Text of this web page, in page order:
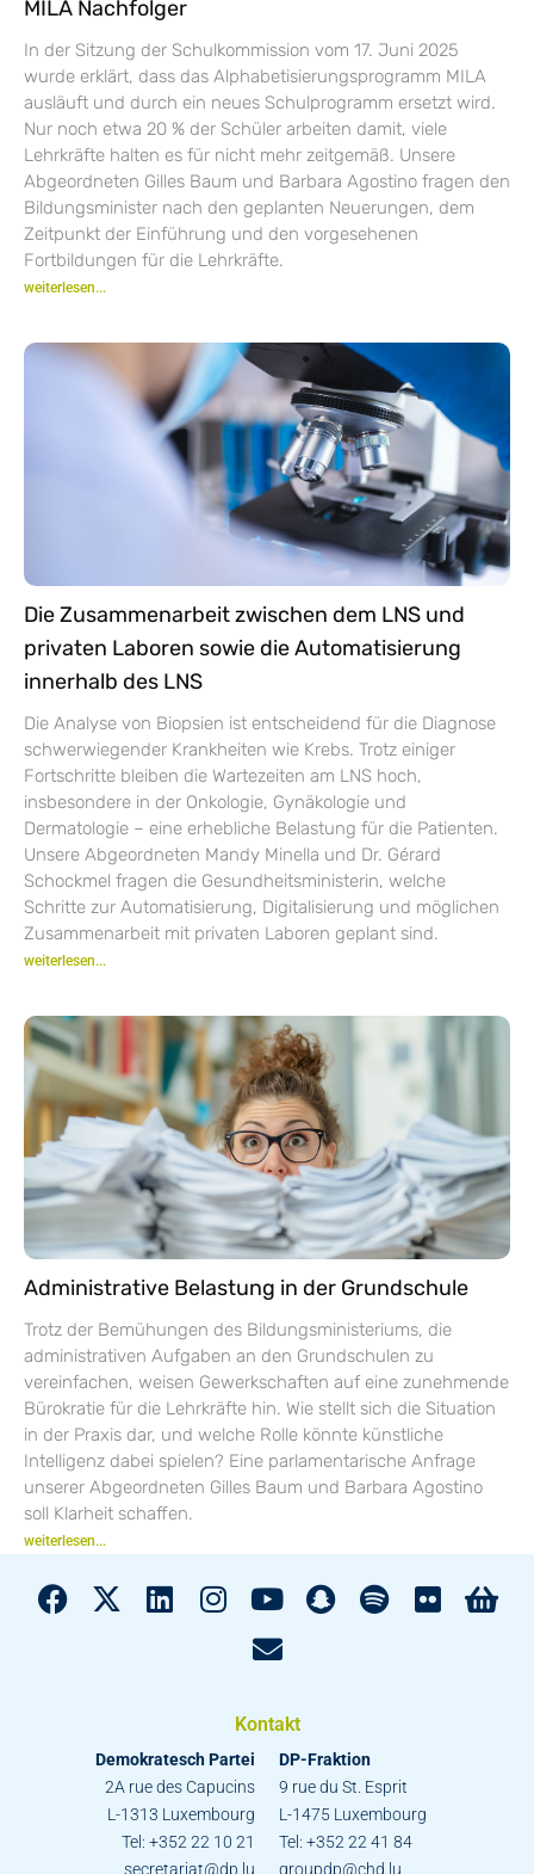
MILA Nachfolger
In der Sitzung der Schulkommission vom 17. Juni 2025
wurde erklärt, dass das Alphabetisierungsprogramm MILA
ausläuft und durch ein neues Schulprogramm ersetzt wird.
Nur noch etwa 20 % der Schüler arbeiten damit, viele
Lehrkräfte halten es für nicht mehr zeitgemäß. Unsere
Abgeordneten Gilles Baum und Barbara Agostino fragen den
Bildungsminister nach den geplanten Neuerungen, dem
Zeitpunkt der Einführung und den vorgesehenen
Fortbildungen für die Lehrkräfte.
weiterlesen...
Die Zusammenarbeit zwischen dem LNS und
privaten Laboren sowie die Automatisierung
innerhalb des LNS
Die Analyse von Biopsien ist entscheidend für die Diagnose
schwerwiegender Krankheiten wie Krebs. Trotz einiger
Fortschritte bleiben die Wartezeiten am LNS hoch,
insbesondere in der Onkologie, Gynäkologie und
Dermatologie – eine erhebliche Belastung für die Patienten.
Unsere Abgeordneten Mandy Minella und Dr. Gérard
Schockmel fragen die Gesundheitsministerin, welche
Schritte zur Automatisierung, Digitalisierung und möglichen
Zusammenarbeit mit privaten Laboren geplant sind.
weiterlesen...
Administrative Belastung in der Grundschule
Trotz der Bemühungen des Bildungsministeriums, die
administrativen Aufgaben an den Grundschulen zu
vereinfachen, weisen Gewerkschaften auf eine zunehmende
Bürokratie für die Lehrkräfte hin. Wie stellt sich die Situation
in der Praxis dar, und welche Rolle könnte künstliche
Intelligenz dabei spielen? Eine parlamentarische Anfrage
unserer Abgeordneten Gilles Baum und Barbara Agostino
soll Klarheit schaffen.
weiterlesen...
Kontakt
Demokratesch Partei
2A rue des Capucins
L-1313 Luxembourg
Tel: +352 22 10 21
secretariat@dp.lu
DP-Fraktion
9 rue du St. Esprit
L-1475 Luxembourg
Tel: +352 22 41 84
groupdp@chd.lu